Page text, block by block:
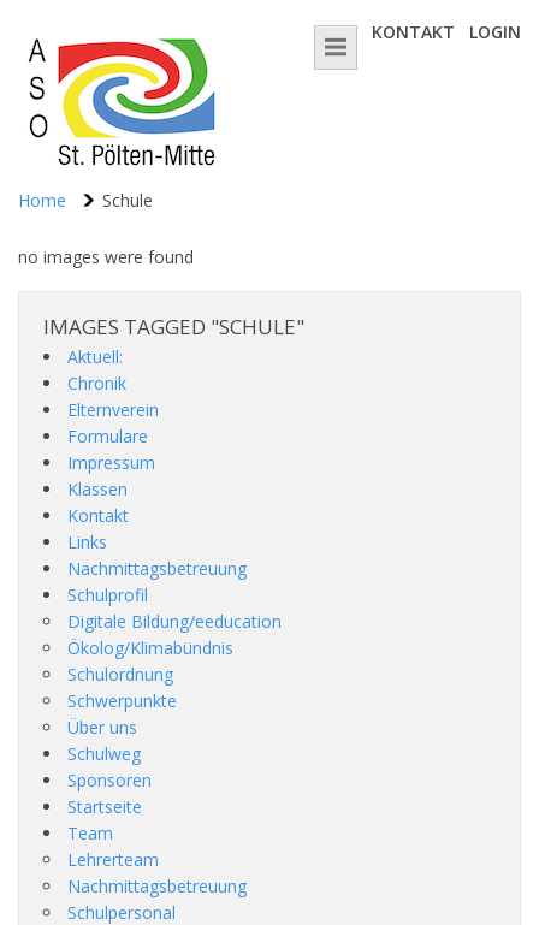
LOGIN
KONTAKT
Home Schule
no images were found
IMAGES TAGGED "SCHULE"
Aktuell:
Chronik
Elternverein
Formulare
Impressum
Klassen
Kontakt
Links
Nachmittagsbetreuung
Schulprofil
Digitale Bildung/eeducation
Ökolog/Klimabündnis
Schulordnung
Schwerpunkte
Über uns
Schulweg
Sponsoren
Startseite
Team
Lehrerteam
Nachmittagsbetreuung
Schulpersonal